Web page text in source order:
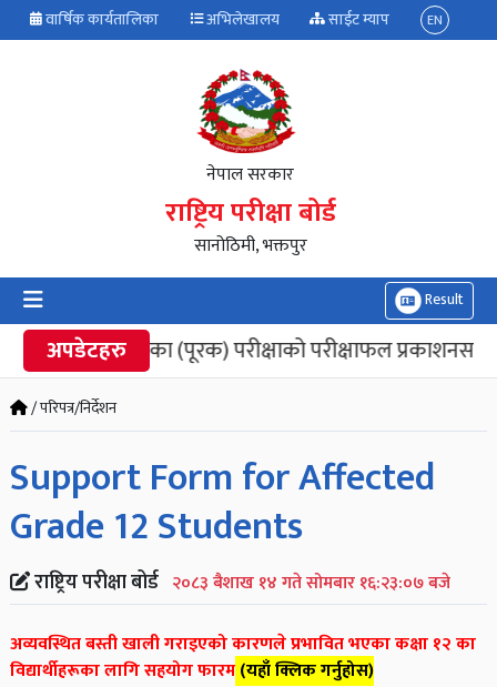
वार्षिक कार्यतालिका अभिलेखालय साईट म्याप EN
नेपाल सरकार
राष्ट्रिय परीक्षा बोर्ड
सानोठिमी, भक्तपुर
Result
अपडेटहरु
कक्षा १२ को मौका (पूरक) परीक्षाको परीक्षाफल
/ परिपत्र/निर्देशन
Support Form for Affected
Grade 12 Students
राष्ट्रिय परीक्षा बोर्ड २०८३ बैशाख १४ गते सोमबार १६:२३:०७ बजे
अव्यवस्थित बस्ती खाली गराइएको कारणले प्रभावित भएका कक्षा १२ का
विद्यार्थीहरूका लागि सहयोग फारम(यहाँ क्लिक गर्नुहोस)